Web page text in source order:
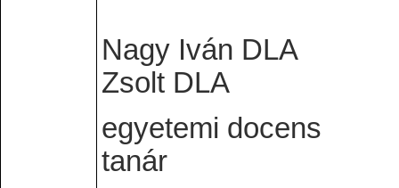
Nagy Iván DLA
Zsolt DLA
egyetemi docens
tanár